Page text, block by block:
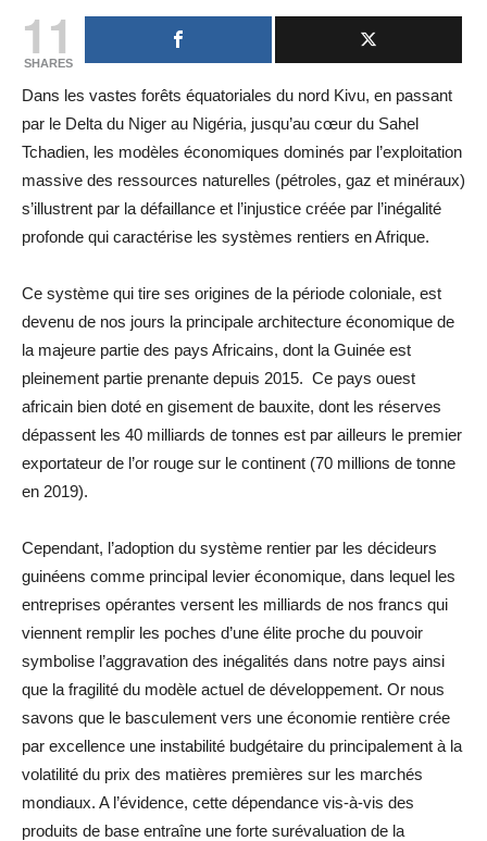
11
SHARES
Dans les vastes forêts équatoriales du nord Kivu, en passant
par le Delta du Niger au Nigéria, jusqu’au cœur du Sahel
Tchadien, les modèles économiques dominés par l’exploitation
massive des ressources naturelles (pétroles, gaz et minéraux)
s’illustrent par la défaillance et l’injustice créée par l’inégalité
profonde qui caractérise les systèmes rentiers en Afrique.
Ce système qui tire ses origines de la période coloniale, est
devenu de nos jours la principale architecture économique de
la majeure partie des pays Africains, dont la Guinée est
pleinement partie prenante depuis 2015. Ce pays ouest
africain bien doté en gisement de bauxite, dont les réserves
dépassent les 40 milliards de tonnes est par ailleurs le premier
exportateur de l’or rouge sur le continent (70 millions de tonne
en 2019).
Cependant, l’adoption du système rentier par les décideurs
guinéens comme principal levier économique, dans lequel les
entreprises opérantes versent les milliards de nos francs qui
viennent remplir les poches d’une élite proche du pouvoir
symbolise l’aggravation des inégalités dans notre pays ainsi
que la fragilité du modèle actuel de développement. Or nous
savons que le basculement vers une économie rentière crée
par excellence une instabilité budgétaire du principalement à la
volatilité du prix des matières premières sur les marchés
mondiaux. A l’évidence, cette dépendance vis-à-vis des
produits de base entraîne une forte surévaluation de la